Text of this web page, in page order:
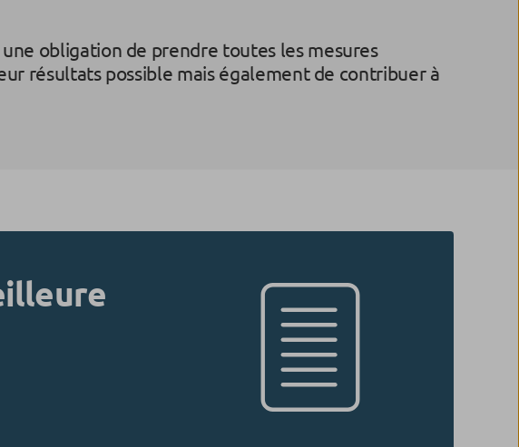
obligation de prendre toutes les mesures
résultats possible mais également de contribuer à